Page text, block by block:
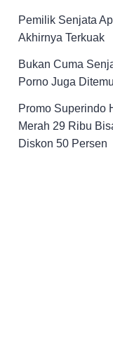
Pemilik Senjata
Akhirnya Terkuak
Bukan Cuma
Porno Juga
Promo Superindo
Merah 29 Ribu
Diskon 50 Persen